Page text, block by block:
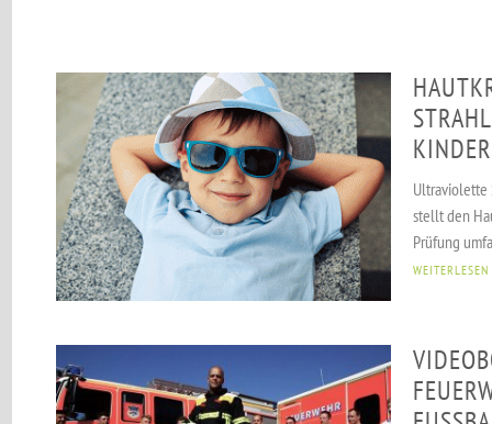
Ultraviolette
stellt den
Prüfung
WEITERLESEN